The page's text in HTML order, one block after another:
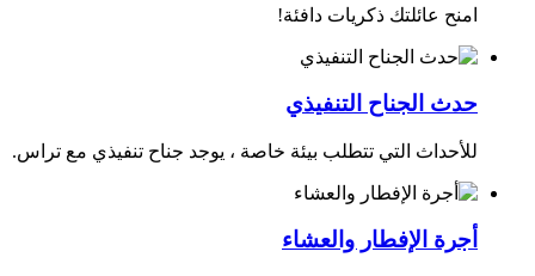
امنح عائلتك ذكريات دافئة!
حدث الجناح التنفيذي
للأحداث التي تتطلب بيئة خاصة ، يوجد جناح تنفيذي مع تراس.
أجرة الإفطار والعشاء